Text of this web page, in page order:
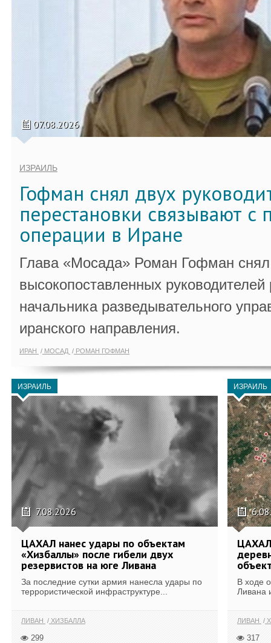
07.08.2026
ИЗРАИЛЬ
Гофман снял двух
перестановки связывают с
операции в Иране
Глава «Мосада» Роман Гофман снял
высокопоставленных
начальника разведывательного
иранского направления.
ИРАН МОСАД РОМАН ГОФМАН
ИЗРАИЛЬ
7.08.2026
ЦАХАЛ нанес удары по объектам
«Хизбаллы» после гибели двух
резервистов на юге Ливана
За последние сутки армия нанесла удары по
террористической инфраструктуре...
ЛИВАН ХИЗБАЛЛА
299
ИЗРАИЛЬ
В ходе
Ливана
ЛИВАН
317